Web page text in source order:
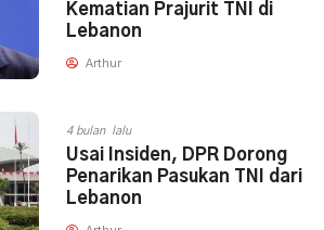
Kematian Prajurit TNI di
Lebanon
Arthur
4 bulan lalu
Usai Insiden, DPR Dorong
Penarikan Pasukan TNI dari
Lebanon